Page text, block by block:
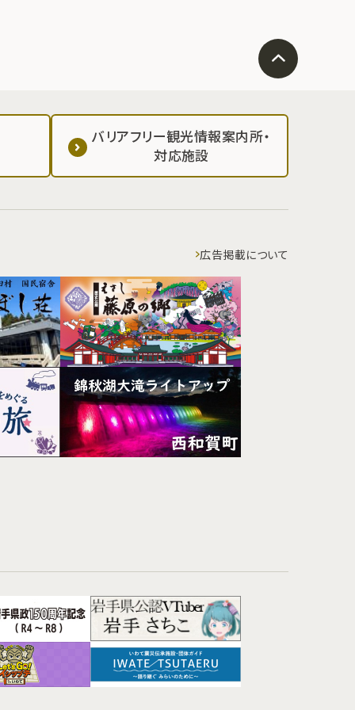
バリアフリー観光情報案内所・
対応施設
広告掲載について